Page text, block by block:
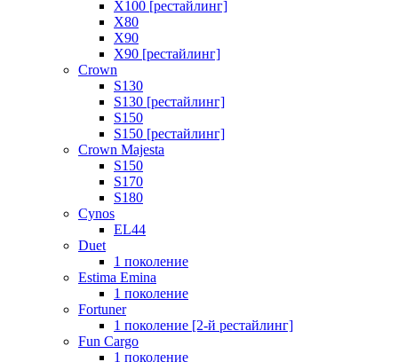
X100 [рестайлинг]
X80
X90
X90 [рестайлинг]
Crown
S130
S130 [рестайлинг]
S150
S150 [рестайлинг]
Crown Majesta
S150
S170
S180
Cynos
EL44
Duet
1 поколение
Estima Emina
1 поколение
Fortuner
1 поколение [2-й рестайлинг]
Fun Cargo
1 поколение